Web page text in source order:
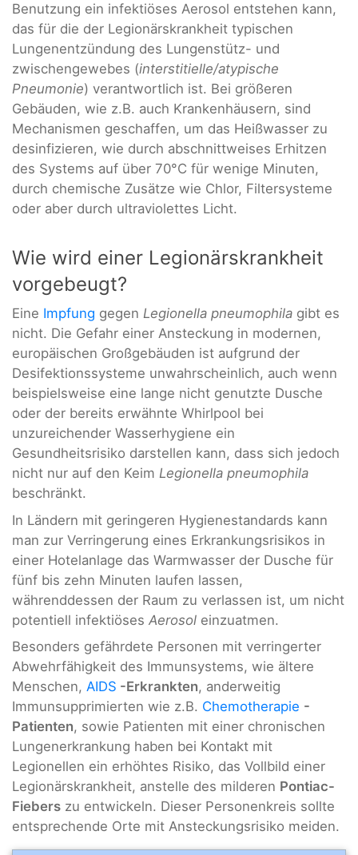
Benutzung ein infektiöses Aerosol entstehen kann,
das für die der Legionärskrankheit typischen
Lungenentzündung des Lungenstütz- und
zwischengewebes (interstitielle/atypische
Pneumonie) verantwortlich ist. Bei größeren
Gebäuden, wie z.B. auch Krankenhäusern, sind
Mechanismen geschaffen, um das Heißwasser zu
desinfizieren, wie durch abschnittweises Erhitzen
des Systems auf über 70°C für wenige Minuten,
durch chemische Zusätze wie Chlor, Filtersysteme
oder aber durch ultraviolettes Licht.
Wie wird einer Legionärskrankheit
vorgebeugt?
Eine Impfung gegen Legionella pneumophila gibt es
nicht. Die Gefahr einer Ansteckung in modernen,
europäischen Großgebäuden ist aufgrund der
Desifektionssysteme unwahrscheinlich, auch wenn
beispielsweise eine lange nicht genutzte Dusche
oder der bereits erwähnte Whirlpool bei
unzureichender Wasserhygiene ein
Gesundheitsrisiko darstellen kann, dass sich jedoch
nicht nur auf den Keim Legionella pneumophila
beschränkt.
In Ländern mit geringeren Hygienestandards kann
man zur Verringerung eines Erkrankungsrisikos in
einer Hotelanlage das Warmwasser der Dusche für
fünf bis zehn Minuten laufen lassen,
währenddessen der Raum zu verlassen ist, um nicht
potentiell infektiöses Aerosol einzuatmen.
Besonders gefährdete Personen mit verringerter
Abwehrfähigkeit des Immunsystems, wie ältere
Menschen, AIDS -Erkrankten, anderweitig
Immunsupprimierten wie z.B. Chemotherapie -
Patienten, sowie Patienten mit einer chronischen
Lungenerkrankung haben bei Kontakt mit
Legionellen ein erhöhtes Risiko, das Vollbild einer
Legionärskrankheit, anstelle des milderen Pontiac-
Fiebers zu entwickeln. Dieser Personenkreis sollte
entsprechende Orte mit Ansteckungsrisiko meiden.